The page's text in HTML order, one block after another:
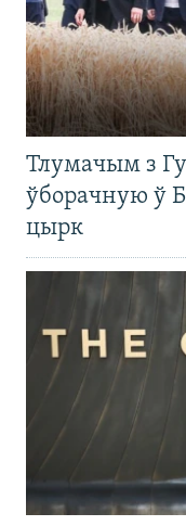
Тлумачым з
ўборачную ў
цырк